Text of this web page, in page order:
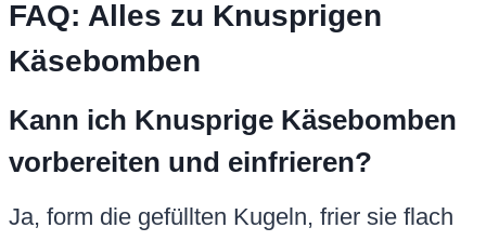
FAQ: Alles zu Knusprigen
Käsebomben
Kann ich Knusprige Käsebomben
vorbereiten und einfrieren?
Ja, form die gefüllten Kugeln, frier sie flach